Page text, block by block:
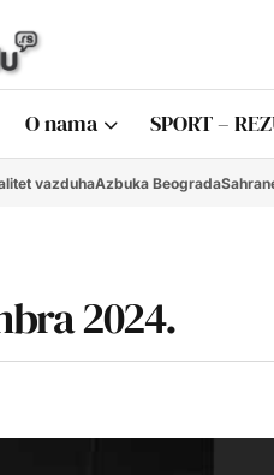
O nama SPORT –
vazduhaAzbuka Beograda
2024.